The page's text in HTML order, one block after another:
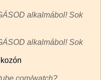
alkalmábol! Sok
alkalmábol! Sok
watch?